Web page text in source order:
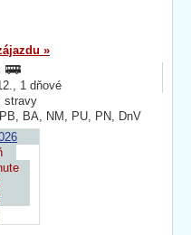
»
1 dňové
stravy
BA, NM, PU, PN, DnV